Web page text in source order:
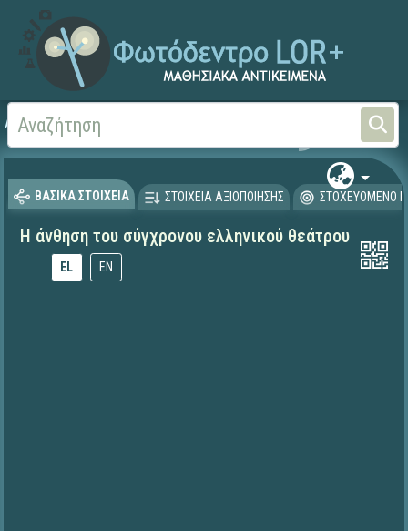
Αρχική
ΒΑΣΙΚΑ ΣΤΟΙΧΕΙΑ ΣΤΟΙΧΕΙΑ ΑΞΙΟΠΟΙΗΣΗΣ ΣΤΟΧΕΥΟΜΕΝΟ
Η άνθηση του σύγχρονου ελληνικού θεάτρου
EL EN